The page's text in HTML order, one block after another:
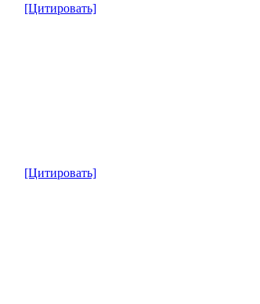
[Цитировать]
[Цитировать]